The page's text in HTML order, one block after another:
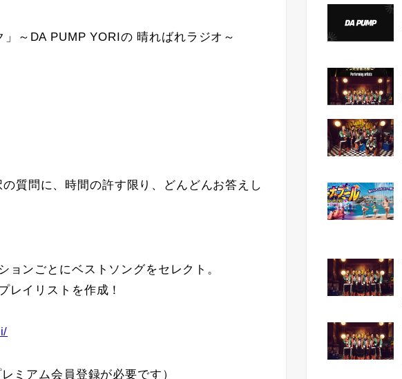
～DA PUMP YORIの 晴ればれラジオ～
質問に、時間の許す限り、どんどんお答えし
ンごとにベストソングをセレクト。
レイリストを作成！
ミアム会員登録が必要です）